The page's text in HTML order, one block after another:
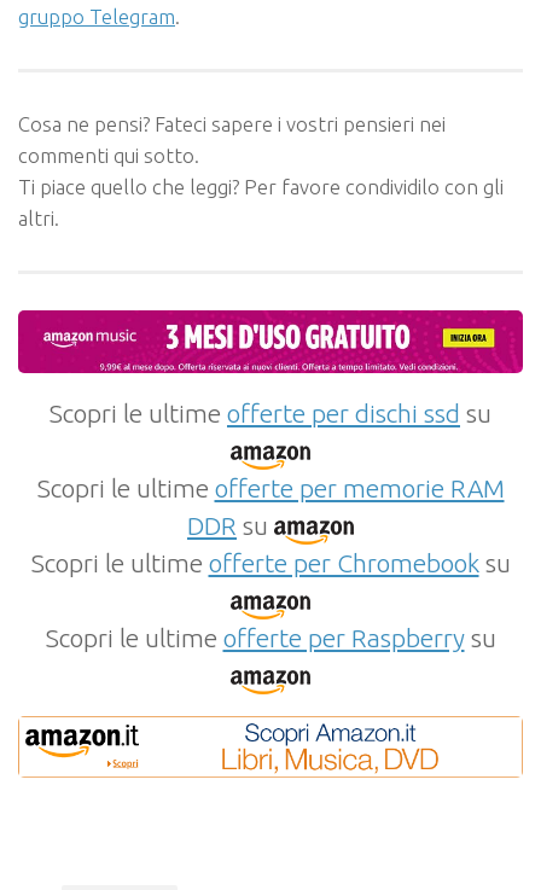
gruppo Telegram.
Cosa ne pensi? Fateci sapere i vostri pensieri nei
commenti qui sotto.
Ti piace quello che leggi? Per favore condividilo con gli
altri.
Scopri le ultime offerte per dischi ssd su
Scopri le ultime offerte per memorie RAM
DDR su
Scopri le ultime offerte per Chromebooksu
Scopri le ultime offerte per Raspberrysu